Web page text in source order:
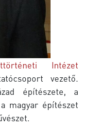
Intézet
vezető.
építészete, a
magyar építészet